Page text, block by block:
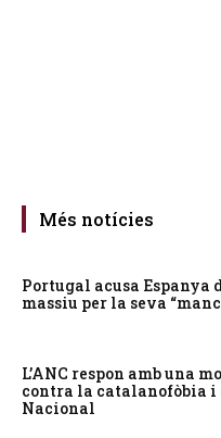
Més notícies
Portugal acusa Espanya
massiu per la seva
L’ANC respon amb una
contra la catalanofòbia i
Nacional